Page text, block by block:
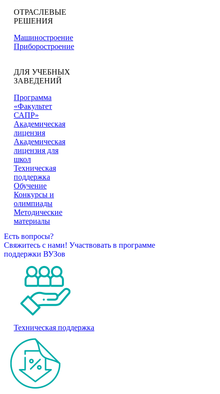
ОТРАСЛЕВЫЕ
РЕШЕНИЯ
Машиностроение
Приборостроение
ДЛЯ УЧЕБНЫХ
ЗАВЕДЕНИЙ
Программа
«Факультет
САПР»
Академическая
лицензия
Академическая
лицензия для
школ
Техническая
поддержка
Обучение
Конкурсы и
олимпиады
Методические
материалы
Есть вопросы?
Свяжитесь с нами! Участвовать в программе
поддержки ВУЗов
Техническая поддержка